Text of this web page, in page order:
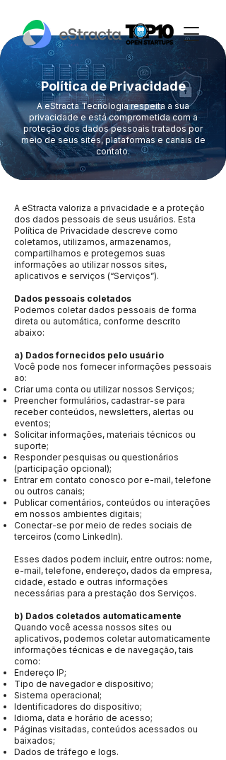
Política de Privacidade
A eStracta Tecnologia respeita a sua
privacidade e está comprometida com a
proteção dos dados pessoais tratados por
meio de seus sites, plataformas e canais de
contato.
A eStracta valoriza a privacidade e a proteção
dos dados pessoais de seus usuários. Esta
Política de Privacidade descreve como
coletamos, utilizamos, armazenamos,
compartilhamos e protegemos suas
informações ao utilizar nossos sites,
aplicativos e serviços (“Serviços”).
Dados pessoais coletados
Podemos coletar dados pessoais de forma
direta ou automática, conforme descrito
abaixo:
a) Dados fornecidos pelo usuário
​Você pode nos fornecer informações pessoais
ao:
Criar uma conta ou utilizar nossos Serviços;
Preencher formulários, cadastrar-se para
receber conteúdos, newsletters, alertas ou
eventos;
Solicitar informações, materiais técnicos ou
suporte;
Responder pesquisas ou questionários
(participação opcional);
Entrar em contato conosco por e-mail, telefone
ou outros canais;
Publicar comentários, conteúdos ou interações
em nossos ambientes digitais;
Conectar-se por meio de redes sociais de
terceiros (como LinkedIn).
Esses dados podem incluir, entre outros: nome,
e-mail, telefone, endereço, dados da empresa,
cidade, estado e outras informações
necessárias para a prestação dos Serviços.
b) Dados coletados automaticamente
Quando você acessa nossos sites ou
aplicativos, podemos coletar automaticamente
informações técnicas e de navegação, tais
como:
Endereço IP;
Tipo de navegador e dispositivo;
Sistema operacional;
Identificadores do dispositivo;
Idioma, data e horário de acesso;
Páginas visitadas, conteúdos acessados ou
baixados;
Dados de tráfego e logs.